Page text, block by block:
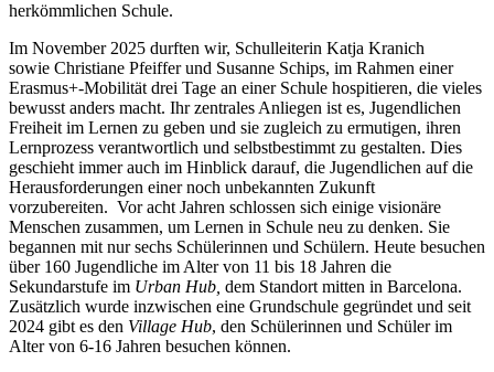
herkömmlichen Schule.
Im November 2025 durften wir, Schulleiterin Katja Kranich
sowie Christiane Pfeiffer und Susanne Schips, im Rahmen einer
Erasmus+-Mobilität drei Tage an einer Schule hospitieren, die vieles
bewusst anders macht. Ihr zentrales Anliegen ist es, Jugendlichen
Freiheit im Lernen zu geben und sie zugleich zu ermutigen, ihren
Lernprozess verantwortlich und selbstbestimmt zu gestalten. Dies
geschieht immer auch im Hinblick darauf, die Jugendlichen auf die
Herausforderungen einer noch unbekannten Zukunft
vorzubereiten. Vor acht Jahren schlossen sich einige visionäre
Menschen zusammen, um Lernen in Schule neu zu denken. Sie
begannen mit nur sechs Schülerinnen und Schülern. Heute besuchen
über 160 Jugendliche im Alter von 11 bis 18 Jahren die
Sekundarstufe im Urban Hub, dem Standort mitten in Barcelona.
Zusätzlich wurde inzwischen eine Grundschule gegründet und seit
2024 gibt es den Village Hub, den Schülerinnen und Schüler im
Alter von 6-16 Jahren besuchen können.